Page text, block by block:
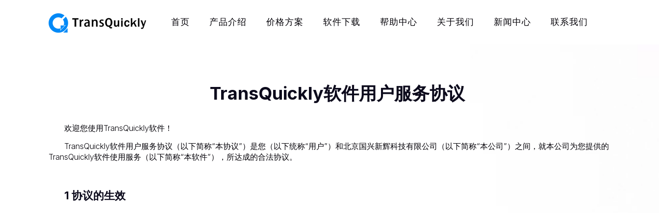
首页 产品介绍 价格方案 软件下载 帮助中心 关于我们 新闻中心 联系我们
TransQuickly软件用户服务协议
欢迎您使用TransQuickly软件！
TransQuickly软件用户服务协议（以下简称“本协议”）是您（以下统称“用户”）和北京国兴新辉科技有限公司（以下简称“本公司”）之间，就本公司为您提供的
TransQuickly软件使用服务（以下简称“本软件”），所达成的合法协议。
1 协议的生效